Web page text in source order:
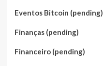
Eventos Bitcoin (pending)
Finanças (pending)
Financeiro (pending)